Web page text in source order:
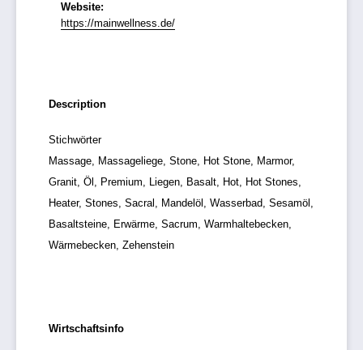
Website:
https://mainwellness.de/
Description
Stichwörter
Massage, Massageliege, Stone, Hot Stone, Marmor,
Granit, Öl, Premium, Liegen, Basalt, Hot, Hot Stones,
Heater, Stones, Sacral, Mandelöl, Wasserbad, Sesamöl,
Basaltsteine, Erwärme, Sacrum, Warmhaltebecken,
Wärmebecken, Zehenstein
Wirtschaftsinfo